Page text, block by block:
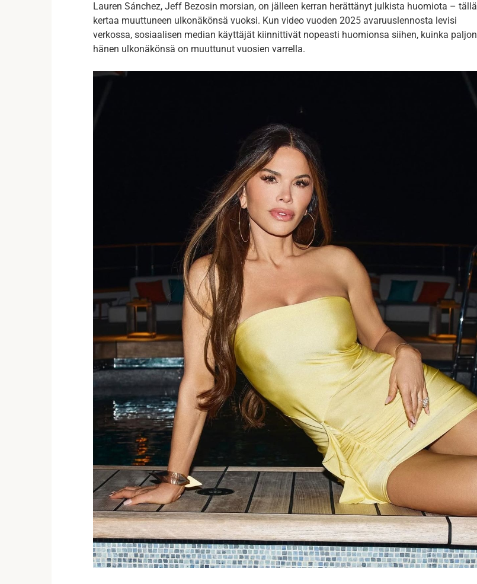
Lauren Sánchez, Jeff Bezosin morsian, on jälleen kerran herättänyt julkista huomiota – tällä
kertaa muuttuneen ulkonäkönsä vuoksi. Kun video vuoden 2025 avaruuslennosta levisi
verkossa, sosiaalisen median käyttäjät kiinnittivät nopeasti huomionsa siihen, kuinka paljon
hänen ulkonäkönsä on muuttunut vuosien varrella.